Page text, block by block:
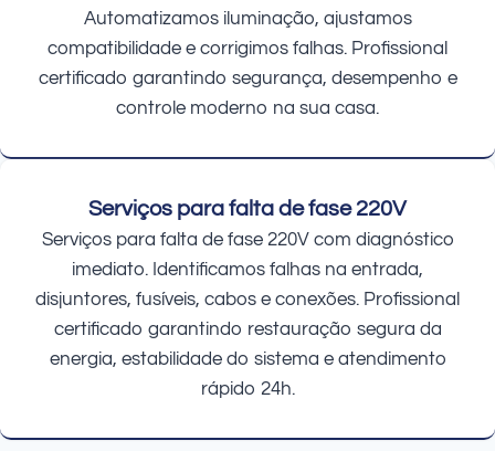
Automatizamos iluminação, ajustamos
compatibilidade e corrigimos falhas. Profissional
certificado garantindo segurança, desempenho e
controle moderno na sua casa.
Serviços para falta de fase 220V
Serviços para falta de fase 220V com diagnóstico
imediato. Identificamos falhas na entrada,
disjuntores, fusíveis, cabos e conexões. Profissional
certificado garantindo restauração segura da
energia, estabilidade do sistema e atendimento
rápido 24h.